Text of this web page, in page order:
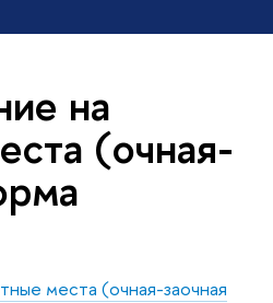
на
(очная-
места (очная-заочная